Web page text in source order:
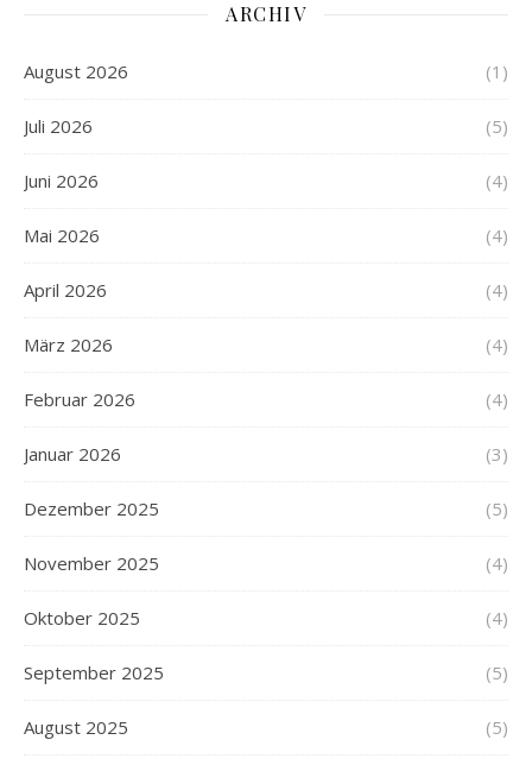
ARCHIV
August 2026 (1)
Juli 2026 (5)
Juni 2026 (4)
Mai 2026 (4)
April 2026 (4)
März 2026 (4)
Februar 2026 (4)
Januar 2026 (3)
Dezember 2025 (5)
November 2025 (4)
Oktober 2025 (4)
September 2025 (5)
August 2025 (5)